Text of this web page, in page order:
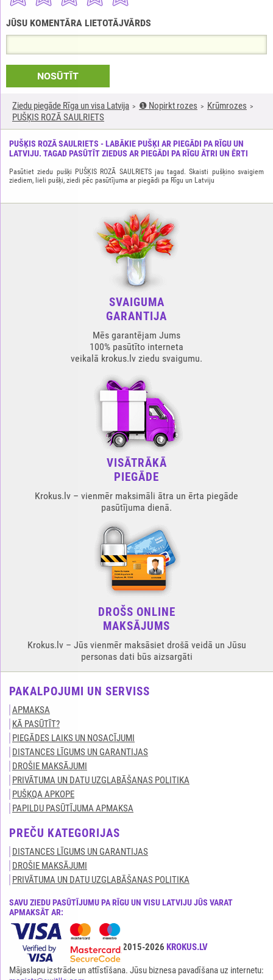
Ziedu piegāde Rīga un visa Latvija ❶ Nopirkt rozes
Krūmrozes
PUŠĶIS ROZĀ SAULRIETS
PUŠĶIS ROZĀ SAULRIETS - LABĀKIE PUŠĶI AR PIEGĀDI PA RĪGU UN
LATVIJU. TAGAD PASŪTĪT ZIEDUS AR PIEGĀDI PA RĪGU ĀTRI UN ĒRTI
Pasūtiet ziedu pušķi PUŠĶIS ROZĀ SAULRIETS jau tagad. Skaisti pušķino svaigiem
ziediem, lieli pušķi, ziedi pēc pasūtījuma ar piegādi pa Rīgu un Latviju
JŪSU KOMENTĀRA LIETOTĀJVĀRDS
NOSŪTĪT
SVAIGUMA
GARANTIJA
Mēs garantējam Jums
100% pasūtīto interneta
veikalā krokus.lv ziedu svaigumu.
VISĀTRĀKĀ
PIEGĀDE
Krokus.lv – vienmēr maksimāli ātra un ērta piegāde
pasūtījuma dienā.
DROŠS ONLINE
MAKSĀJUMS
Krokus.lv – Jūs vienmēr maksāsiet drošā veidā un Jūsu
personas dati būs aizsargāti
PAKALPOJUMI UN SERVISS
APMAKSA
KĀ PASŪTĪT?
PIEGĀDES LAIKS UN NOSACĪJUMI
DISTANCES LĪGUMS UN GARANTIJAS
DROŠIE MAKSĀJUMI
PRIVĀTUMA UN DATU UZGLABĀŠANAS POLITIKA
PUŠĶQA APKOPE
PAPILDU PASŪTĪJUMA APMAKSA
PREČU KATEGORIJAS
DISTANCES LĪGUMS UN GARANTIJAS
DROŠIE MAKSĀJUMI
PRIVĀTUMA UN DATU UZGLABĀŠANAS POLITIKA
SAVU ZIEDU PASŪTĪJUMU PA RĪGU UN VISU LATVIJU JŪS VARAT
APMAKSĀT AR:
Visas tiesības ir aizsargātas© 2015-2026 KROKUS.LV
Mājaslapu izstrāde un attīstīšana. Jūsu biznesa pavadīšana uz internetu: